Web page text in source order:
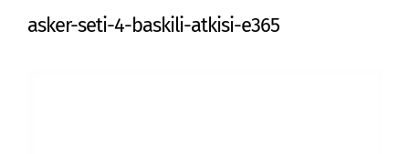
asker-seti-4-baskili-atkisi-e365